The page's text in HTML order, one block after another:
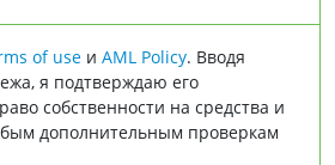
of use и AML Policy. Вводя
я подтверждаю его
собственности на средства и
дополнительным проверкам